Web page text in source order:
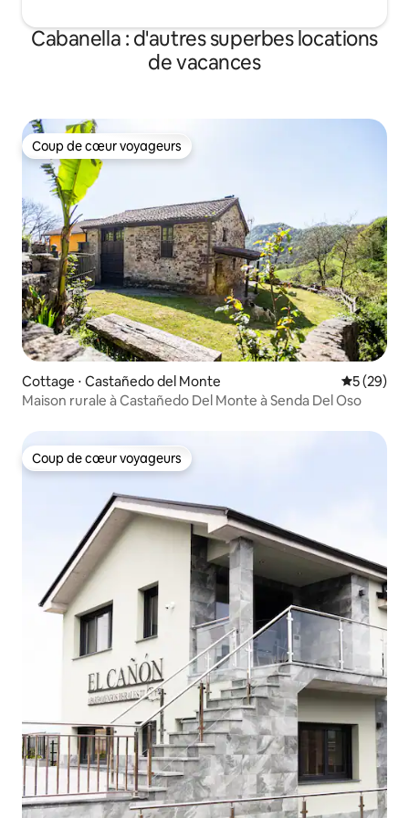
Cabanella : d'autres superbes locations
de vacances
Coup de cœur voyageurs
Coup de cœur voyageurs
Cottage ⋅ Castañedo del Monte
5 (29)
Maison rurale à Castañedo Del Monte à Senda Del Oso
Coup de cœur voyageurs
Coup de cœur voyageurs